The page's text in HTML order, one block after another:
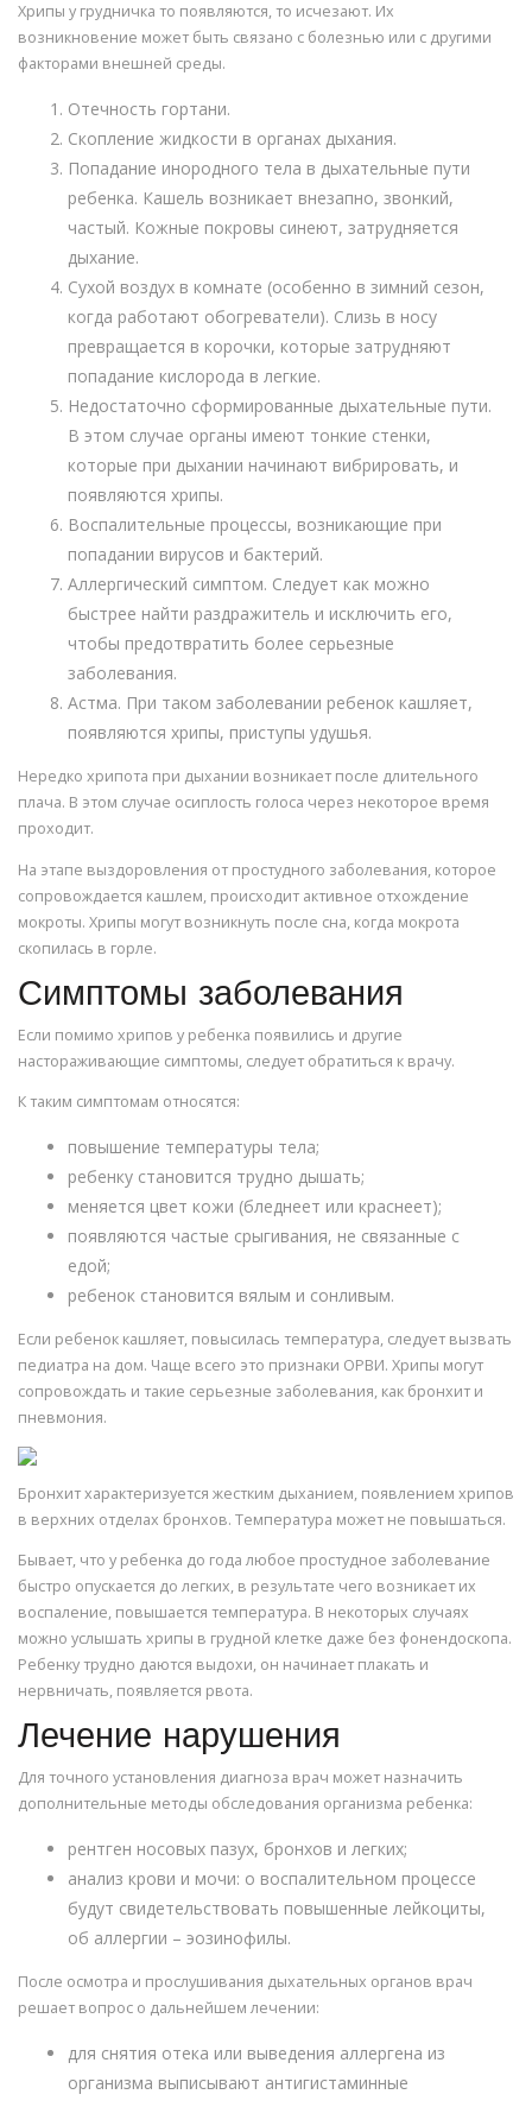
Хрипы у грудничка то появляются, то исчезают. Их
возникновение может быть связано с болезнью или с другими
факторами внешней среды.
Отечность гортани.
Скопление жидкости в органах дыхания.
Попадание инородного тела в дыхательные пути
ребенка. Кашель возникает внезапно, звонкий,
частый. Кожные покровы синеют, затрудняется
дыхание.
Сухой воздух в комнате (особенно в зимний сезон,
когда работают обогреватели). Слизь в носу
превращается в корочки, которые затрудняют
попадание кислорода в легкие.
Недостаточно сформированные дыхательные пути.
В этом случае органы имеют тонкие стенки,
которые при дыхании начинают вибрировать, и
появляются хрипы.
Воспалительные процессы, возникающие при
попадании вирусов и бактерий.
Аллергический симптом. Следует как можно
быстрее найти раздражитель и исключить его,
чтобы предотвратить более серьезные
заболевания.
Астма. При таком заболевании ребенок кашляет,
появляются хрипы, приступы удушья.
Нередко хрипота при дыхании возникает после длительного
плача. В этом случае осиплость голоса через некоторое время
проходит.
На этапе выздоровления от простудного заболевания, которое
сопровождается кашлем, происходит активное отхождение
мокроты. Хрипы могут возникнуть после сна, когда мокрота
скопилась в горле.
Симптомы заболевания
Если помимо хрипов у ребенка появились и другие
настораживающие симптомы, следует обратиться к врачу.
К таким симптомам относятся:
повышение температуры тела;
ребенку становится трудно дышать;
меняется цвет кожи (бледнеет или краснеет);
появляются частые срыгивания, не связанные с
едой;
ребенок становится вялым и сонливым.
Если ребенок кашляет, повысилась температура, следует вызвать
педиатра на дом. Чаще всего это признаки ОРВИ. Хрипы могут
сопровождать и такие серьезные заболевания, как бронхит и
пневмония.
Бронхит характеризуется жестким дыханием, появлением хрипов
в верхних отделах бронхов. Температура может не повышаться.
Бывает, что у ребенка до года любое простудное заболевание
быстро опускается до легких, в результате чего возникает их
воспаление, повышается температура. В некоторых случаях
можно услышать хрипы в грудной клетке даже без фонендоскопа.
Ребенку трудно даются выдохи, он начинает плакать и
нервничать, появляется рвота.
Лечение нарушения
Для точного установления диагноза врач может назначить
дополнительные методы обследования организма ребенка:
рентген носовых пазух, бронхов и легких;
анализ крови и мочи: о воспалительном процессе
будут свидетельствовать повышенные лейкоциты,
об аллергии – эозинофилы.
После осмотра и прослушивания дыхательных органов врач
решает вопрос о дальнейшем лечении:
для снятия отека или выведения аллергена из
организма выписывают антигистаминные